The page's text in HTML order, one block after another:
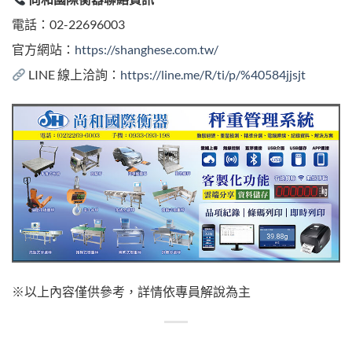
電話：02-22696003
官方網站： https://shanghese.com.tw/
LINE 線上洽詢： https://line.me/R/ti/p/%40584jjsjt
※以上內容僅供參考，詳情依專員解說為主